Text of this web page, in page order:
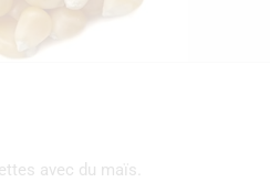
avec du maïs.